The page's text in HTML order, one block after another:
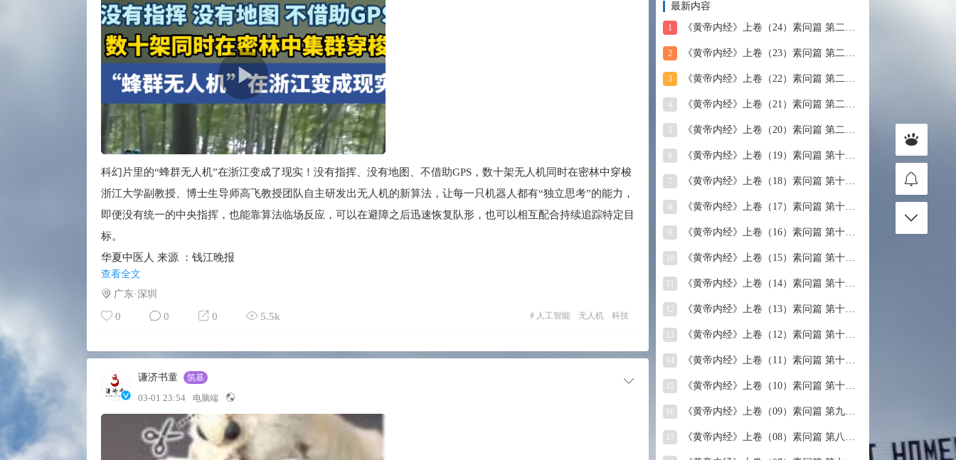
最新内容
1 《黄帝内经》上卷（24）素问篇 第二十四篇 血气形志篇第
2 《黄帝内经》上卷（23）素问篇 第二十三篇 宣明五气
3 《黄帝内经》上卷（22）素问篇 第二十二篇 藏气法时论
4 《黄帝内经》上卷（21）素问篇 第二十一篇 经脉别论
5 《黄帝内经》上卷（20）素问篇 第二十篇 三部九候论
6 《黄帝内经》上卷（19）素问篇 第十九篇 玉机真藏论
7 《黄帝内经》上卷（18）素问篇 第十八篇 平人气象论
《黄帝内经》上卷（17）素问篇 第十七篇 脉要精微论
9 《黄帝内经》上卷（16）素问篇 第十六篇 诊要经终论
《黄帝内经》上卷（15）素问篇 第十五篇 玉版论要
《黄帝内经》上卷（14）素问篇 第十四篇 汤液醪醴论
12 《黄帝内经》上卷（13）素问篇 第十三篇 移精变气论
13 《黄帝内经》上卷（12）素问篇 第十二篇 异法方宜论
14 《黄帝内经》上卷（11）素问篇 第十一篇 五藏别论
15 《黄帝内经》上卷（10）素问篇 第十篇 五藏生成
16 《黄帝内经》上卷（09）素问篇 第九篇 六节藏象论
17 《黄帝内经》上卷（08）素问篇 第八篇 灵兰秘典论
科幻片里的“蜂群无人机”在浙江变成了现实！没有指挥、没有地图、不借助GPS，数十架无人机同时在密林中穿梭
浙江大学副教授、博士生导师高飞教授团队自主研发出无人机的新算法，让每一只机器人都有“独立思考”的能力，
即便没有统一的中央指挥，也能靠算法临场反应，可以在避障之后迅速恢复队形，也可以相互配合持续追踪特定目
标。
华夏中医人 来源 ：钱江晚报
查看全文
广东·深圳
0 0 0 5.5k # 人工智能 无人机 科技
谦济书童 筑基
03-01 23:54 电脑端